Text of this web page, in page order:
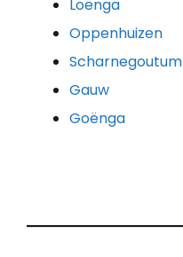
Loënga
Oppenhuizen
Scharnegoutum
Gauw
Goënga